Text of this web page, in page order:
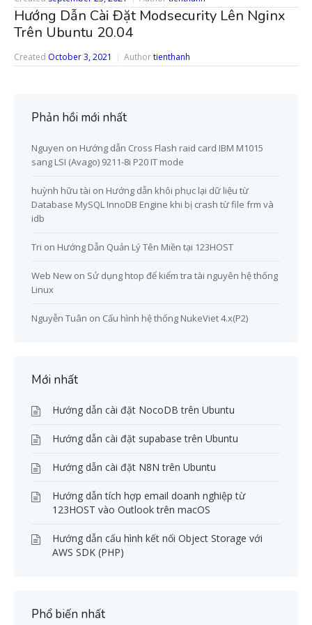
Hướng Dẫn Cài Đặt Modsecurity Lên Nginx
Trên Ubuntu 20.04
Created October 3, 2021 Authortienthanh
Phản hồi mới nhất
Nguyen on Hướng dẫn Cross Flash raid card IBM M1015
sang LSI (Avago) 9211-8i P20 IT mode
huỳnh hữu tài on Hướng dẫn khôi phục lại dữ liệu từ
Database MySQL InnoDB Engine khi bị crash từ file frm và
idb
Tri on Hướng Dẫn Quản Lý Tên Miền tại 123HOST
Web New on Sử dụng htop để kiểm tra tài nguyên hệ thống
Linux
Nguyễn Tuân on Cấu hình hệ thống NukeViet 4.x(P2)
Mới nhất
Hướng dẫn cài đặt NocoDB trên Ubuntu
Hướng dẫn cài đặt supabase trên Ubuntu
Hướng dẫn cài đặt N8N trên Ubuntu
Hướng dẫn tích hợp email doanh nghiệp từ
123HOST vào Outlook trên macOS
Hướng dẫn cấu hình kết nối Object Storage với
AWS SDK (PHP)
Phổ biến nhất